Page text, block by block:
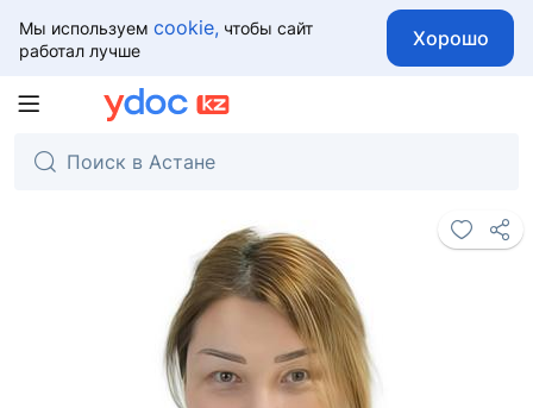
Мы используем cookie, чтобы сайт
работал лучше
Хорошо